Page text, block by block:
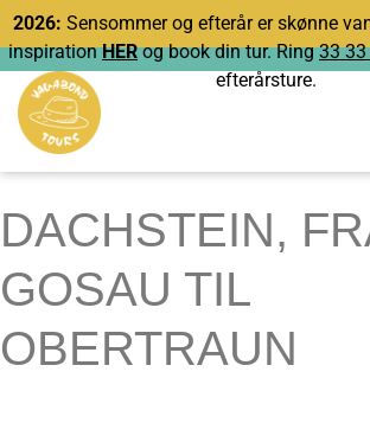
2026: Sensommer og efterår er skønne
inspiration HERog book din tur. Ring33
efterårsture.
DACHSTEIN,
GOSAU TIL
OBERTRAUN